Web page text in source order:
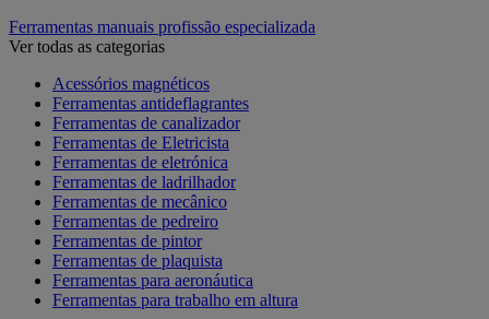
Ferramentas manuais profissão especializada
Ver todas as categorias
Acessórios magnéticos
Ferramentas antideflagrantes
Ferramentas de canalizador
Ferramentas de Eletricista
Ferramentas de eletrónica
Ferramentas de ladrilhador
Ferramentas de mecânico
Ferramentas de pedreiro
Ferramentas de pintor
Ferramentas de plaquista
Ferramentas para aeronáutica
Ferramentas para trabalho em altura